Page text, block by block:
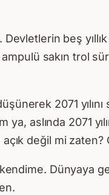
beş yıllık
sakın trol
2071 yılını
ya, aslında 2071
açık değil mi
Dünyaya